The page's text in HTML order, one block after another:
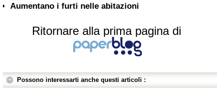
Aumentano i furti nelle abitazioni
Ritornare alla prima pagina di
Possono interessarti anche questi articoli :